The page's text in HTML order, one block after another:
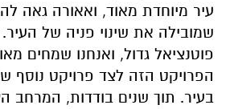
עיר מיוחדת מאוד, ואאורה גאה
שמובילה את שינוי פניה של העיר.
פוטנציאל גדול, ואנחנו שמחים
הפרויקט הזה לצד פרויקט נוסף
בעיר. תוך שנים בודדות, המרחב